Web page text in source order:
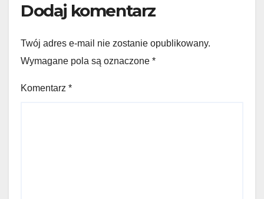
Dodaj komentarz
Twój adres e-mail nie zostanie opublikowany.
Wymagane pola są oznaczone *
Komentarz *